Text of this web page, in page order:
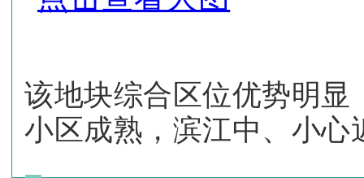
该地块综合区位优势明
小区成熟，滨江中、小